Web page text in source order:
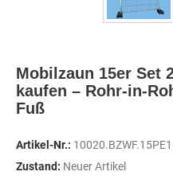
Mobilzaun 15er Set
kaufen – Rohr-in-
Fuß
Artikel-Nr.:
Zustand: Neuer Artikel